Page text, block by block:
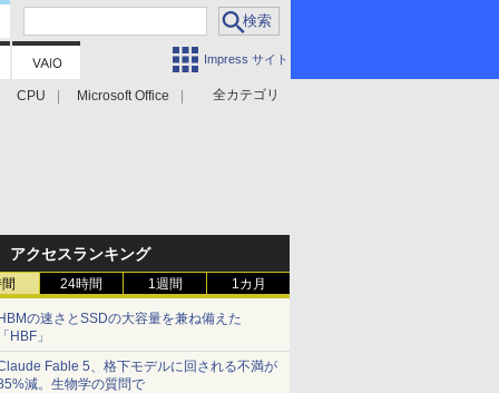
Impress サイト
全カテゴリ
CPU Microsoft Office
アクセスランキング
24時間 1週間 1カ月
の速さとSSDの大容量を兼ね備えた
HBF」
Fable 5、格下モデルに回される不満が
減。生物学の質問で